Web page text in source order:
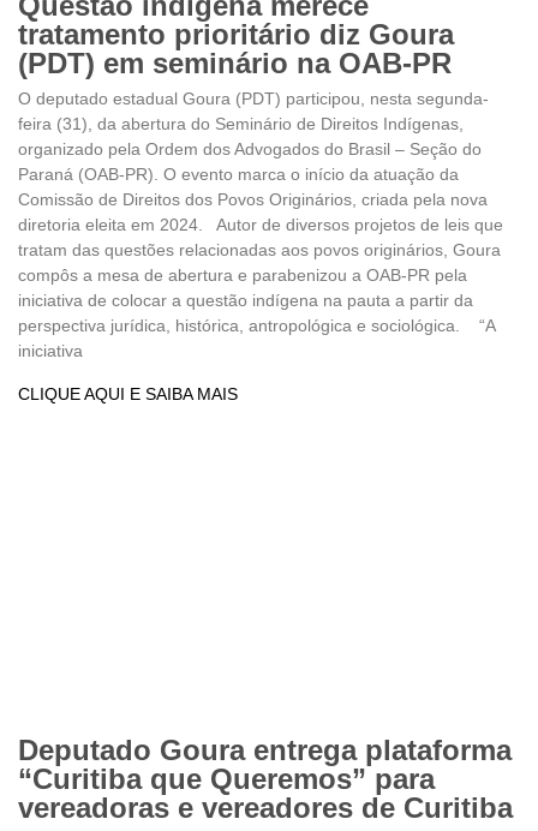
tratamento prioritário diz Goura
(PDT) em seminário na OAB-PR
O deputado estadual Goura (PDT) participou, nesta segunda-
feira (31), da abertura do Seminário de Direitos Indígenas,
organizado pela Ordem dos Advogados do Brasil – Seção do
Paraná (OAB-PR). O evento marca o início da atuação da
Comissão de Direitos dos Povos Originários, criada pela nova
diretoria eleita em 2024. Autor de diversos projetos de leis que
tratam das questões relacionadas aos povos originários, Goura
compôs a mesa de abertura e parabenizou a OAB-PR pela
iniciativa de colocar a questão indígena na pauta a partir da
perspectiva jurídica, histórica, antropológica e sociológica. “A
iniciativa
CLIQUE AQUI E SAIBA MAIS
Deputado Goura entrega plataforma
“Curitiba que Queremos” para
vereadoras e vereadores de Curitiba